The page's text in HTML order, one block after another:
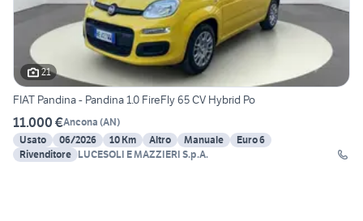
21
FIAT Pandina - Pandina 1.0 FireFly 65 CV Hybrid Po
11.000 €Ancona (AN)
Usato
06/2026 10 Km Altro Manuale
Euro 6
Rivenditore LUCESOLI E MAZZIERI S.p.A.